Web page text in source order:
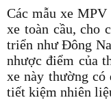
Các mẫu xe
xe toàn cầu, cho
triển như Đông
nhược điểm của
xe này thường có
tiết kiệm nhiên